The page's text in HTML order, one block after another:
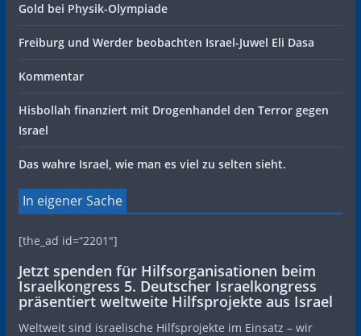
Gold bei Physik-Olympiade
Freiburg und Werder beobachten Israel-Juwel Eli Dasa
Kommentar
Hisbollah finanziert mit Drogenhandel den Terror gegen
Israel
Das wahre Israel, wie man es viel zu selten sieht.
In eigener Sache
[the_ad id=“2201″]
Jetzt spenden für Hilfsorganisationen beim
Israelkongress 5. Deutscher Israelkongress
präsentiert weltweite Hilfsprojekte aus Israel
Weltweit sind israelische Hilfsprojekte im Einsatz – wir